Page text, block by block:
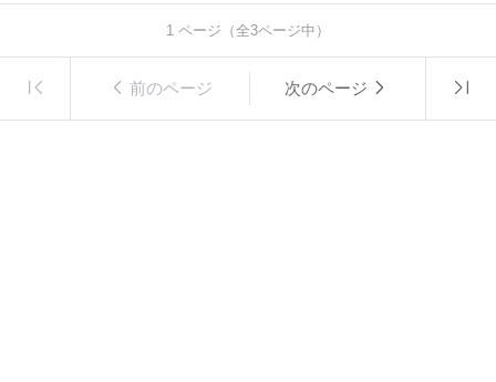
1 ページ（全3ページ中）
前のページ 次のページ